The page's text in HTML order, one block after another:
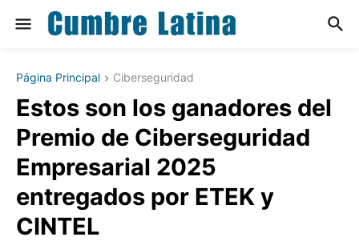
Página Principal Ciberseguridad
Estos son los ganadores del
Premio de Ciberseguridad
Empresarial 2025
entregados por ETEK y
CINTEL